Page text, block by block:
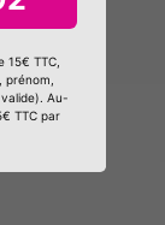
TTC,
Au-
TTC par